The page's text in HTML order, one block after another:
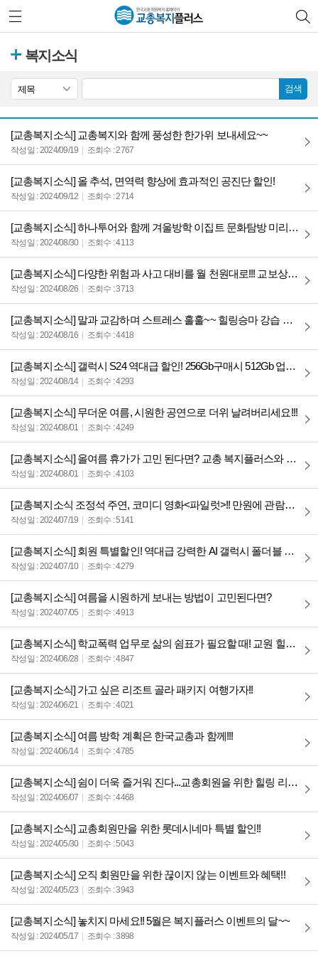
복지소식
제목 검색
[교총복지소식] 교총복지와 함께 풍성한 한가위 보내세요~~
작성일 : 2024/09/19 조회수 : 2767
[교총복지소식] 올 추석, 면역력 향상에 효과적인 공진단 할인!
작성일 : 2024/09/12 조회수 : 2714
[교총복지소식] 하나투어와 함께 겨울방학 이집트 문화탐방 미리 준비하세요~~~
작성일 : 2024/08/30 조회수 : 4113
[교총복지소식] 다양한 위험과 사고 대비를 월 천원대로!!! 교보상해케어보험~
작성일 : 2024/08/26 조회수 : 3713
[교총복지소식] 말과 교감하며 스트레스 훌훌~~ 힐링승마 강습 이벤트 신청하세요!!
작성일 : 2024/08/16 조회수 : 4418
[교총복지소식] 갤럭시 S24 역대급 할인! 256Gb구매시 512Gb 업그레이드(한정 10대)
작성일 : 2024/08/14 조회수 : 4293
[교총복지소식] 무더운 여름, 시원한 공연으로 더위 날려버리세요!!!
작성일 : 2024/08/01 조회수 : 4249
[교총복지소식] 올여름 휴가가 고민 된다면? 교총 복지플러스와 함께!!
작성일 : 2024/08/01 조회수 : 4103
[교총복지소식 조정석 주연, 코미디 영화<파일럿>!! 만원에 관람하세요~~
작성일 : 2024/07/19 조회수 : 5141
[교총복지소식] 회원 특별할인! 역대급 강력한 AI 갤럭시 폴더블 사전 예약!!!
작성일 : 2024/07/10 조회수 : 4279
[교총복지소식] 여름을 시원하게 보내는 방법이 고민된다면?
작성일 : 2024/07/05 조회수 : 4913
[교총복지소식] 학교폭력 업무로 삶의 쉼표가 필요할 때! 교원 힐링 템플스테이!
작성일 : 2024/06/28 조회수 : 4847
[교총복지소식] 가고 싶은 리조트 골라 패키지 여행가자!!
작성일 : 2024/06/21 조회수 : 4021
[교총복지소식] 여름 방학 계획은 한국교총과 함께!!!
작성일 : 2024/06/14 조회수 : 4785
[교총복지소식] 쉼이 더욱 즐거워 진다...교총회원을 위한 힐링 리조트!!
작성일 : 2024/06/07 조회수 : 4468
[교총복지소식] 교총회원만을 위한 롯데시네마 특별 할인!!
작성일 : 2024/05/30 조회수 : 5043
[교총복지소식] 오직 회원만을 위한 끊이지 않는 이벤트와 혜택!!
작성일 : 2024/05/23 조회수 : 3943
[교총복지소식] 놓치지 마세요!! 5월은 복지플러스 이벤트의 달~~
작성일 : 2024/05/17 조회수 : 3898